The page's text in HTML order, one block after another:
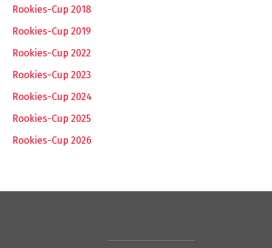
Rookies-Cup 2018
Rookies-Cup 2019
Rookies-Cup 2022
Rookies-Cup 2023
Rookies-Cup 2024
Rookies-Cup 2025
Rookies-Cup 2026